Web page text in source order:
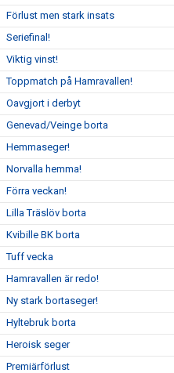
Förlust men stark insats
Seriefinal!
Viktig vinst!
Toppmatch på Hamravallen!
Oavgjort i derbyt
Genevad/Veinge borta
Hemmaseger!
Norvalla hemma!
Förra veckan!
Lilla Träslöv borta
Kvibille BK borta
Tuff vecka
Hamravallen är redo!
Ny stark bortaseger!
Hyltebruk borta
Heroisk seger
Premiärförlust